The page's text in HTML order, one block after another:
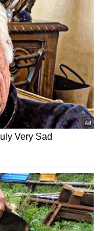
ಮೋದಿ-